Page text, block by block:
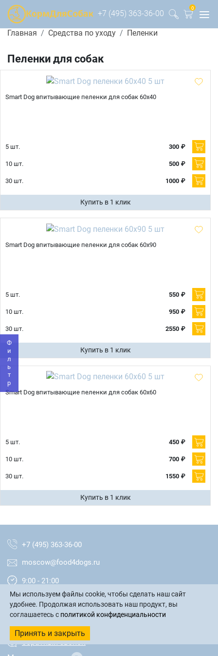
+7 (495) 363-36-00
0
Главная Средства по уходу Пеленки
Пеленки для собак
Фильтр
Smart Dog впитывающие пеленки для собак 60x40
5 шт. 300 ₽
10 шт. 500 ₽
30 шт. 1000 ₽
Купить в 1 клик
Smart Dog впитывающие пеленки для собак 60x90
5 шт. 550 ₽
10 шт. 950 ₽
30 шт. 2550 ₽
Купить в 1 клик
Smart Dog впитывающие пеленки для собак 60x60
5 шт. 450 ₽
10 шт. 700 ₽
30 шт. 1550 ₽
Купить в 1 клик
+7 (495) 363-36-00
moscow@food4dogs.ru
9:00 - 21:00
Москва и МО
обратный звонок
Оформить заказ
E-mail
Мы используем файлы cookie, чтобы сделать наш сайт
удобнее. Продолжая использовать наш продукт, вы
соглашаетесь с политикой конфиденциальности
Принять и закрыть